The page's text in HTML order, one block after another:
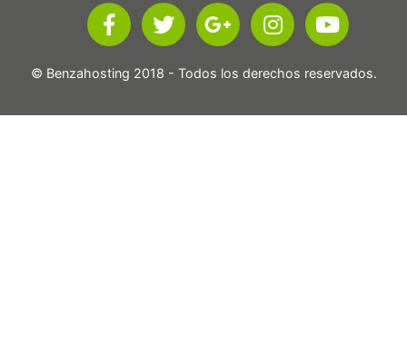
© Benzahosting 2018 - Todos los derechos reservados.